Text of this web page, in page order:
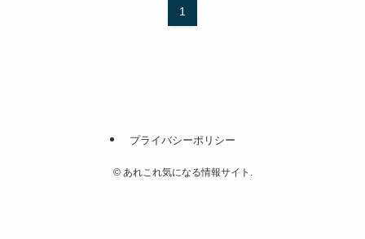
1
プライバシーポリシー
©あれこれ気になる情報サイト.